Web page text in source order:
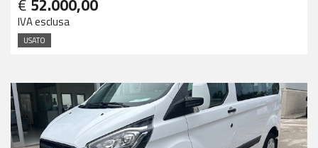
€ 52.000,00
IVA esclusa
USATO